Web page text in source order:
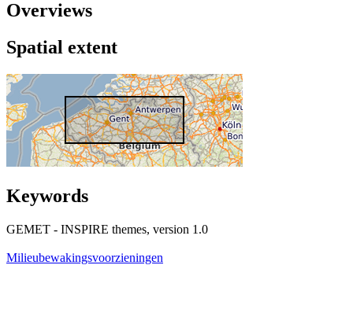
Overviews
Spatial extent
Keywords
GEMET - INSPIRE themes, version 1.0
Milieubewakingsvoorzieningen